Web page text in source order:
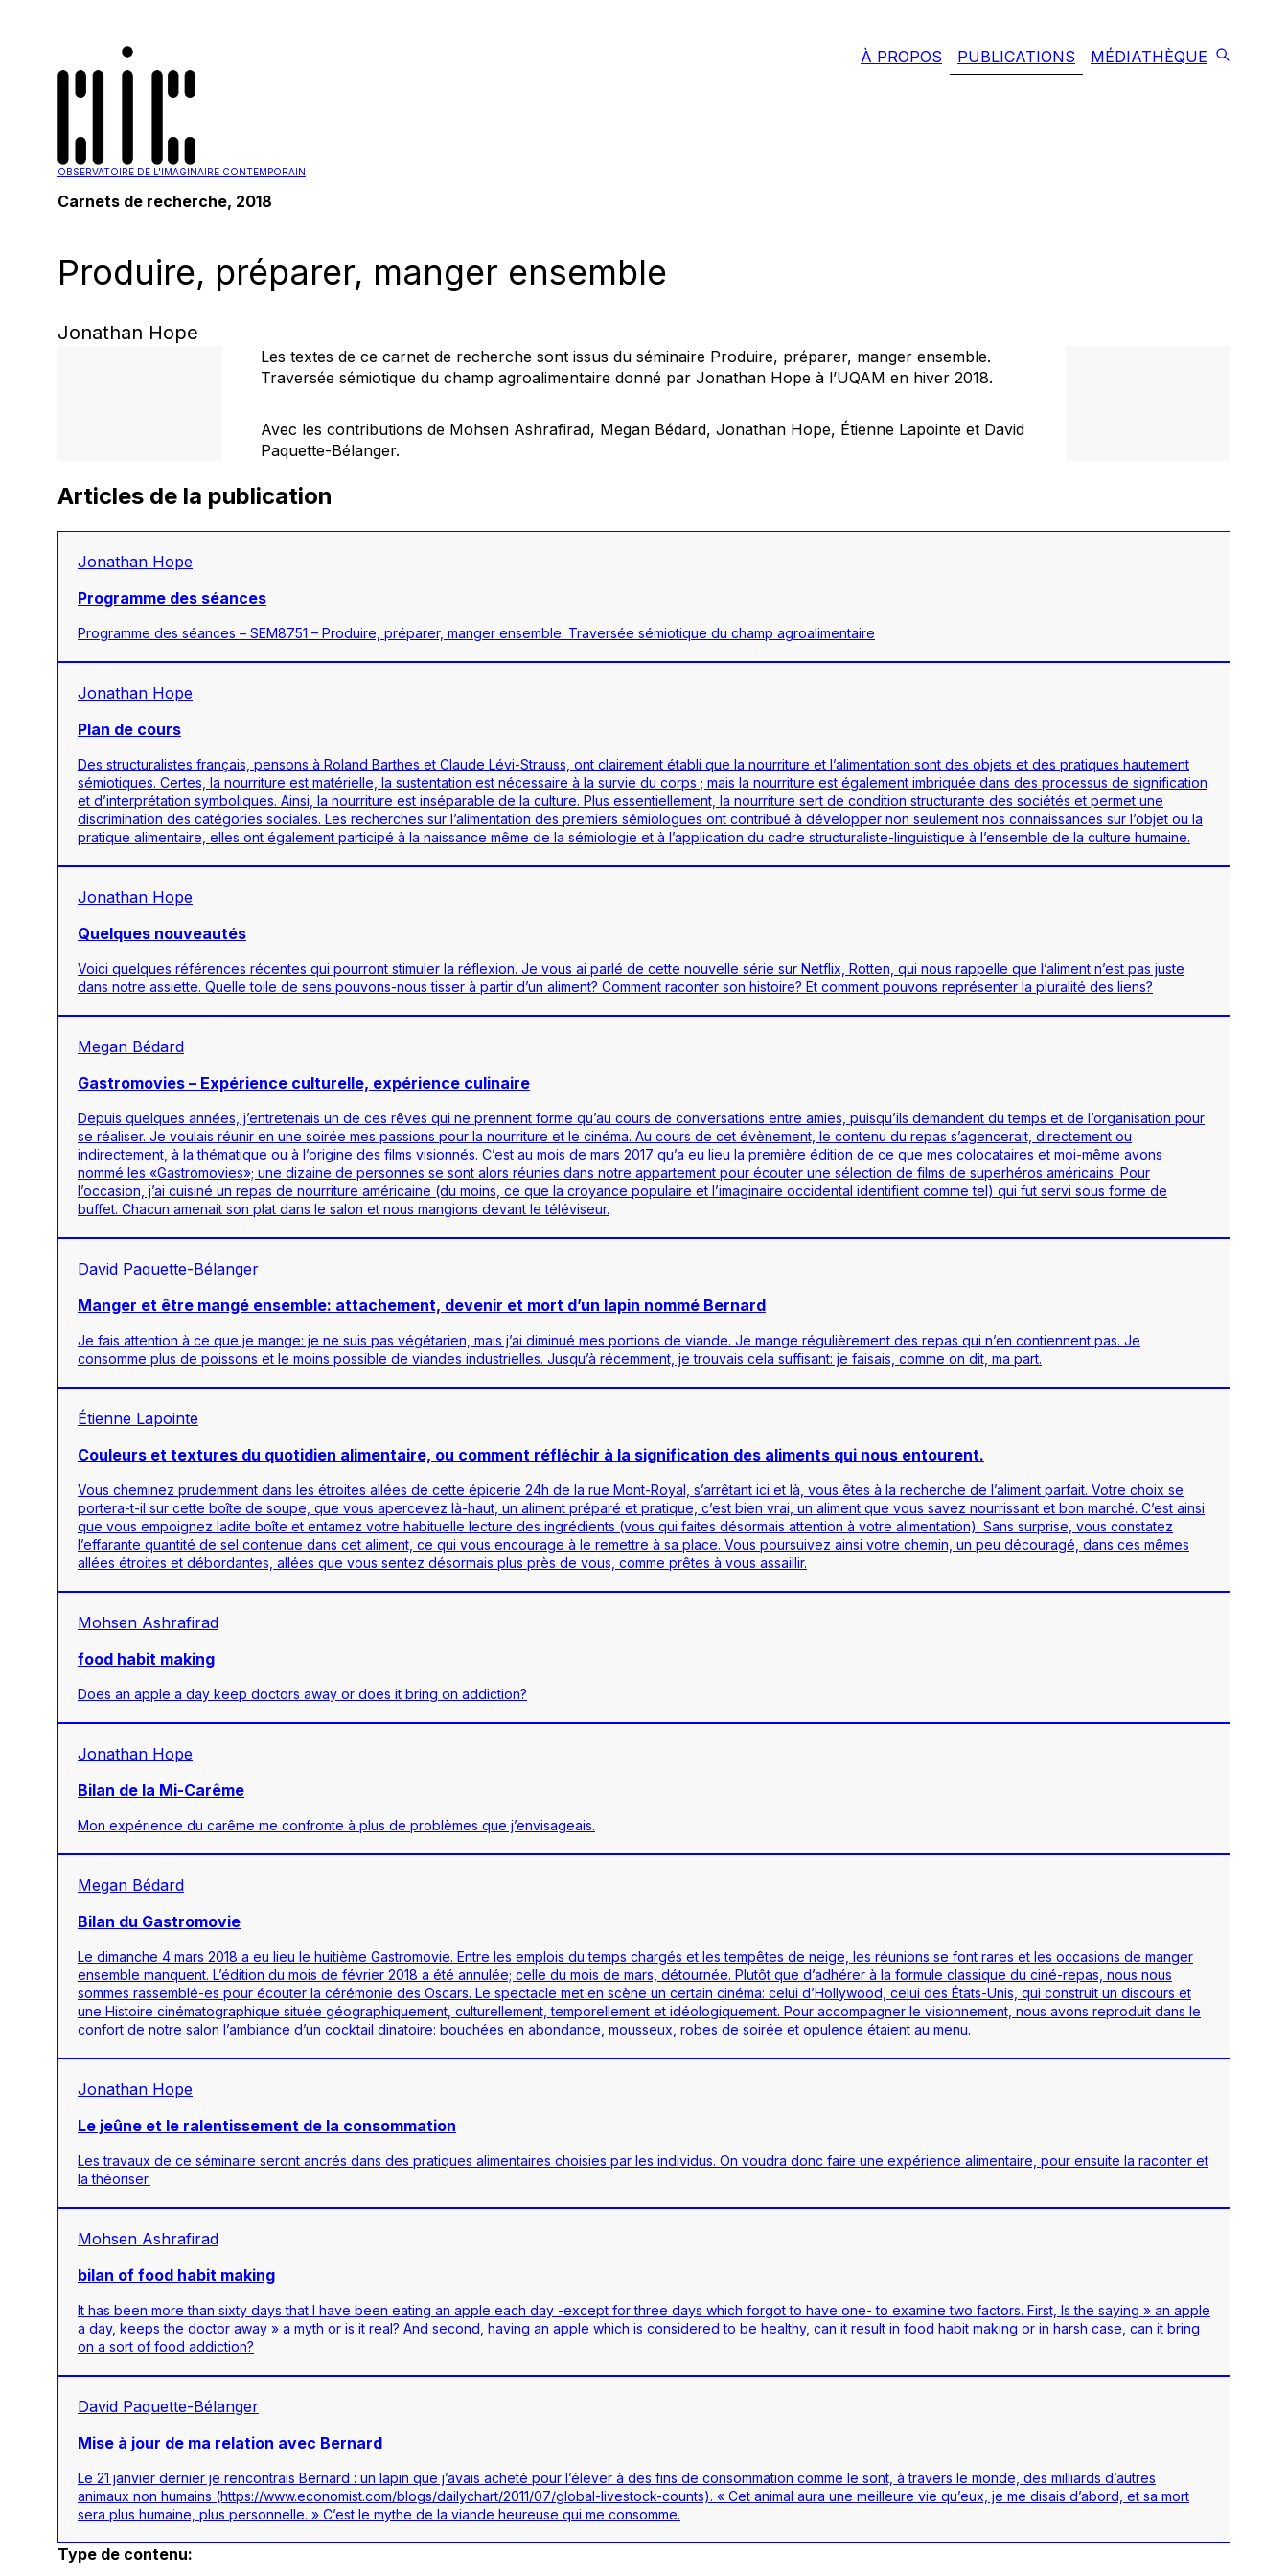
OBSERVATOIRE DE L'IMAGINAIRE CONTEMPORAIN
À PROPOS PUBLICATIONS MÉDIATHÈQUE
Carnets de recherche, 2018
Produire, préparer, manger ensemble
Jonathan Hope
Les textes de ce carnet de recherche sont issus du séminaire Produire, préparer, manger ensemble.
Traversée sémiotique du champ agroalimentaire donné par Jonathan Hope à l’UQAM en hiver 2018.
Avec les contributions de Mohsen Ashrafirad, Megan Bédard, Jonathan Hope, Étienne Lapointe et David
Paquette-Bélanger.
Articles de la publication
Jonathan Hope
Programme des séances
Programme des séances – SEM8751 – Produire, préparer, manger ensemble. Traversée sémiotique du champ agroalimentaire
Jonathan Hope
Plan de cours
Des structuralistes français, pensons à Roland Barthes et Claude Lévi-Strauss, ont clairement établi que la nourriture et l’alimentation sont des objets et des pratiques hautement
sémiotiques. Certes, la nourriture est matérielle, la sustentation est nécessaire à la survie du corps ; mais la nourriture est également imbriquée dans des processus de signification
et d’interprétation symboliques. Ainsi, la nourriture est inséparable de la culture. Plus essentiellement, la nourriture sert de condition structurante des sociétés et permet une
discrimination des catégories sociales. Les recherches sur l’alimentation des premiers sémiologues ont contribué à développer non seulement nos connaissances sur l’objet ou la
pratique alimentaire, elles ont également participé à la naissance même de la sémiologie et à l’application du cadre structuraliste-linguistique à l’ensemble de la culture humaine.
Jonathan Hope
Quelques nouveautés
Voici quelques références récentes qui pourront stimuler la réflexion. Je vous ai parlé de cette nouvelle série sur Netflix, Rotten, qui nous rappelle que l’aliment n’est pas juste
dans notre assiette. Quelle toile de sens pouvons-nous tisser à partir d’un aliment? Comment raconter son histoire? Et comment pouvons représenter la pluralité des liens?
Megan Bédard
Gastromovies – Expérience culturelle, expérience culinaire
Depuis quelques années, j’entretenais un de ces rêves qui ne prennent forme qu’au cours de conversations entre amies, puisqu’ils demandent du temps et de l’organisation pour
se réaliser. Je voulais réunir en une soirée mes passions pour la nourriture et le cinéma. Au cours de cet évènement, le contenu du repas s’agencerait, directement ou
indirectement, à la thématique ou à l’origine des films visionnés. C’est au mois de mars 2017 qu’a eu lieu la première édition de ce que mes colocataires et moi-même avons
nommé les «Gastromovies»; une dizaine de personnes se sont alors réunies dans notre appartement pour écouter une sélection de films de superhéros américains. Pour
l’occasion, j’ai cuisiné un repas de nourriture américaine (du moins, ce que la croyance populaire et l’imaginaire occidental identifient comme tel) qui fut servi sous forme de
buffet. Chacun amenait son plat dans le salon et nous mangions devant le téléviseur.
David Paquette-Bélanger
Manger et être mangé ensemble: attachement, devenir et mort d’un lapin nommé Bernard
Je fais attention à ce que je mange: je ne suis pas végétarien, mais j’ai diminué mes portions de viande. Je mange régulièrement des repas qui n’en contiennent pas. Je
consomme plus de poissons et le moins possible de viandes industrielles. Jusqu’à récemment, je trouvais cela suffisant: je faisais, comme on dit, ma part.
Étienne Lapointe
Couleurs et textures du quotidien alimentaire, ou comment réfléchir à la signification des aliments qui nous entourent.
Vous cheminez prudemment dans les étroites allées de cette épicerie 24h de la rue Mont-Royal, s’arrêtant ici et là, vous êtes à la recherche de l’aliment parfait. Votre choix se
portera-t-il sur cette boîte de soupe, que vous apercevez là-haut, un aliment préparé et pratique, c’est bien vrai, un aliment que vous savez nourrissant et bon marché. C’est ainsi
que vous empoignez ladite boîte et entamez votre habituelle lecture des ingrédients (vous qui faites désormais attention à votre alimentation). Sans surprise, vous constatez
l’effarante quantité de sel contenue dans cet aliment, ce qui vous encourage à le remettre à sa place. Vous poursuivez ainsi votre chemin, un peu découragé, dans ces mêmes
allées étroites et débordantes, allées que vous sentez désormais plus près de vous, comme prêtes à vous assaillir.
Mohsen Ashrafirad
food habit making
Does an apple a day keep doctors away or does it bring on addiction?
Jonathan Hope
Bilan de la Mi-Carême
Mon expérience du carême me confronte à plus de problèmes que j’envisageais.
Megan Bédard
Bilan du Gastromovie
Le dimanche 4 mars 2018 a eu lieu le huitième Gastromovie. Entre les emplois du temps chargés et les tempêtes de neige, les réunions se font rares et les occasions de manger
ensemble manquent. L’édition du mois de février 2018 a été annulée; celle du mois de mars, détournée. Plutôt que d’adhérer à la formule classique du ciné-repas, nous nous
sommes rassemblé-es pour écouter la cérémonie des Oscars. Le spectacle met en scène un certain cinéma: celui d’Hollywood, celui des États-Unis, qui construit un discours et
une Histoire cinématographique située géographiquement, culturellement, temporellement et idéologiquement. Pour accompagner le visionnement, nous avons reproduit dans le
confort de notre salon l’ambiance d’un cocktail dinatoire: bouchées en abondance, mousseux, robes de soirée et opulence étaient au menu.
Jonathan Hope
Le jeûne et le ralentissement de la consommation
Les travaux de ce séminaire seront ancrés dans des pratiques alimentaires choisies par les individus. On voudra donc faire une expérience alimentaire, pour ensuite la raconter et
la théoriser.
Mohsen Ashrafirad
bilan of food habit making
It has been more than sixty days that I have been eating an apple each day -except for three days which forgot to have one- to examine two factors. First, Is the saying » an apple
a day, keeps the doctor away » a myth or is it real? And second, having an apple which is considered to be healthy, can it result in food habit making or in harsh case, can it bring
on a sort of food addiction?
David Paquette-Bélanger
Mise à jour de ma relation avec Bernard
Le 21 janvier dernier je rencontrais Bernard : un lapin que j’avais acheté pour l’élever à des fins de consommation comme le sont, à travers le monde, des milliards d’autres
animaux non humains (https://www.economist.com/blogs/dailychart/2011/07/global-livestock-counts). « Cet animal aura une meilleure vie qu’eux, je me disais d’abord, et sa mort
sera plus humaine, plus personnelle. » C’est le mythe de la viande heureuse qui me consomme.
Type de contenu: